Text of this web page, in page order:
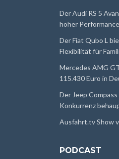
Der Audi RS 5
hoher
Der Fiat Qubo L
Flexibilität für
Mercedes AMG
115.430 Euro in
Der Jeep
Konkurrenz
Ausfahrt.tv Show
PODCAST